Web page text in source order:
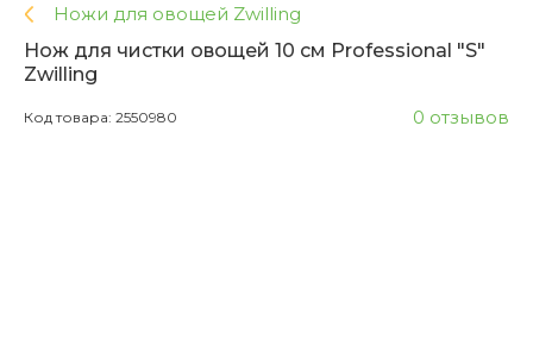
Ножи для овощей Zwilling
Нож для чистки овощей 10 см Professional "S"
Zwilling
0 отзывов
Код товара: 2550980